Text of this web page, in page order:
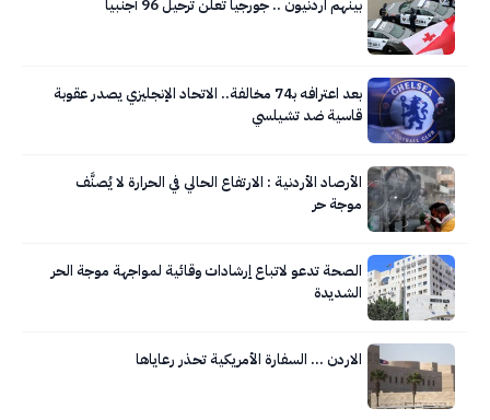
بينهم اردنيون .. جورجيا تعلن ترحيل 96 أجنبياً
بعد اعترافه بـ74 مخالفة.. الاتحاد الإنجليزي يصدر عقوبة
قاسية ضد تشيلسي
الأرصاد الأردنية : الارتفاع الحالي في الحرارة لا يُصنَّف
موجة حر
الصحة تدعو لاتباع إرشادات وقائية لمواجهة موجة الحر
الشديدة
الاردن … السفارة الأمريكية تحذر رعاياها